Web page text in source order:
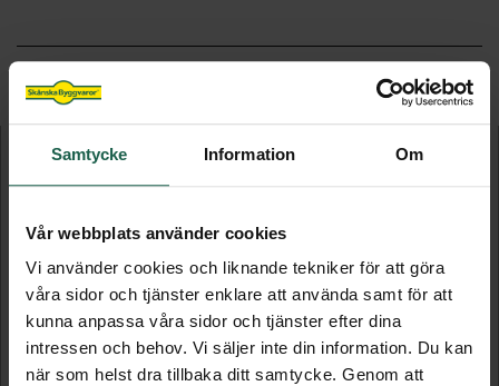
Samtycke Information Om
Vår webbplats använder cookies
Vi använder cookies och liknande tekniker för att göra
våra sidor och tjänster enklare att använda samt för att
kunna anpassa våra sidor och tjänster efter dina
intressen och behov. Vi säljer inte din information. Du kan
när som helst dra tillbaka ditt samtycke. Genom att
FLER PRODUKTER I DENNA KATEGORI
LINE SVART VIT